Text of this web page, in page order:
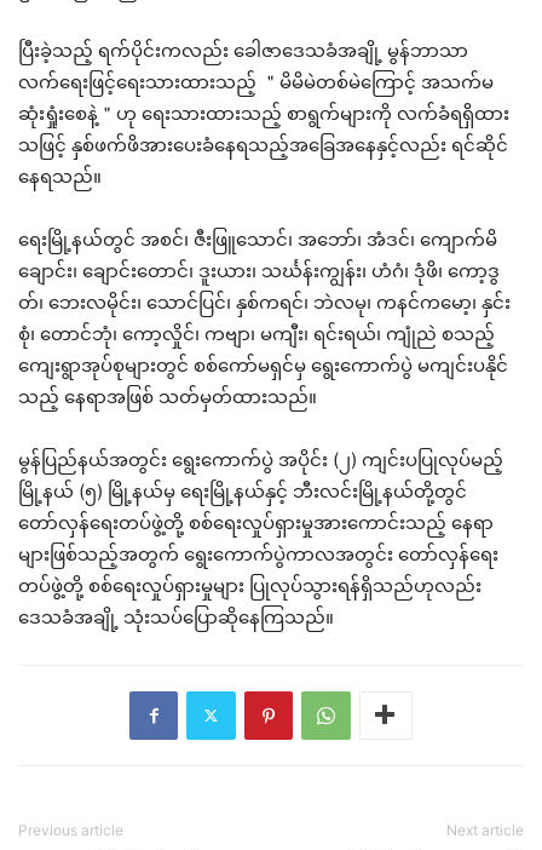
ပြီးခဲ့သည့် ရက်ပိုင်းကလည်း ခေါဇာဒေသခံအချို့ မွန်ဘာသာ
လက်ရေးဖြင့်ရေးသားထားသည့် ＂မိမိမဲတစ်မဲကြောင့် အသက်မ
ဆုံးရှုံးစေနဲ့＂ဟု ရေးသားထားသည့် စာရွက်များကို လက်ခံရရှိထား
သဖြင့် နှစ်ဖက်ဖိအားပေးခံနေရသည့်အခြေအနေနှင့်လည်း ရင်ဆိုင်
နေရသည်။
ရေးမြို့နယ်တွင် အစင်၊ ဇီးဖြူသောင်၊ အဘော်၊ အံဒင်၊ ကျောက်မိ
ချောင်း၊ ချောင်းတောင်၊ ဒူးယား၊ သင်္ဃန်းကျွန်း၊ ဟံဂံ၊ ဒုံဖိ၊ ကော့ဒွ
တ်၊ ဘေးလမိုင်း၊ သောင်ပြင်၊ နှစ်ကရင်၊ ဘဲလမု၊ ကနင်ကမော့၊ နှင်း
စုံ၊ တောင်ဘုံ၊ ကော့လှိုင်၊ ကဗျာ၊ မကျီး၊ ရင်းရယ်၊ ကျုံညဲ စသည့်
ကျေးရွာအုပ်စုများတွင် စစ်ကော်မရှင်မှ ရွေးကောက်ပွဲ မကျင်းပနိုင်
သည့် နေရာအဖြစ် သတ်မှတ်ထားသည်။
မွန်ပြည်နယ်အတွင်း ရွေးကောက်ပွဲ အပိုင်း (၂) ကျင်းပပြုလုပ်မည့်
မြို့နယ် (၅) မြို့နယ်မှ ရေးမြို့နယ်နှင့် ဘီးလင်းမြို့နယ်တို့တွင်
တော်လှန်ရေးတပ်ဖွဲ့တို့ စစ်ရေးလှုပ်ရှားမှုအားကောင်းသည့် နေရာ
များဖြစ်သည့်အတွက် ရွေးကောက်ပွဲ‌ကာလအတွင်း တော်လှန်ရေး
တပ်ဖွဲ့တို့ စစ်ရေးလှုပ်ရှားမှုများ ပြုလုပ်သွားရန်ရှိသည်ဟုလည်း
ဒေသခံအချို့ သုံးသပ်ပြောဆိုနေကြသည်။
Previous article Next article